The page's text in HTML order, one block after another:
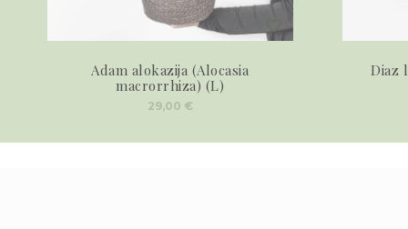
Adam alokazija (Alocasia
macrorrhiza) (L)
29,00 €
Diaz